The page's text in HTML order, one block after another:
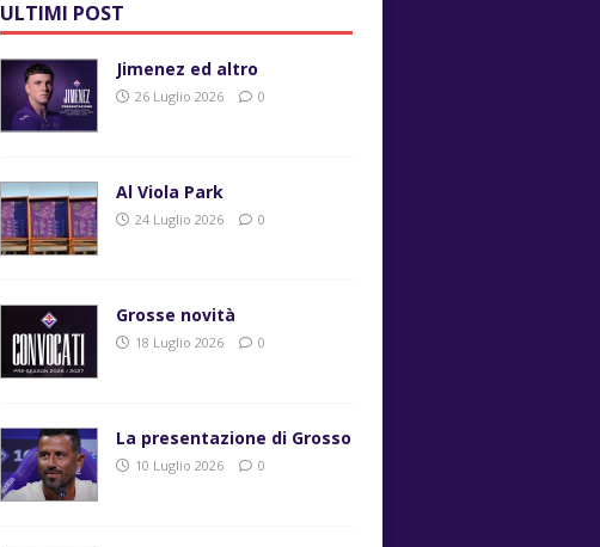
ULTIMI POST
Jimenez ed altro
26 Luglio 2026 0
Al Viola Park
24 Luglio 2026 0
Grosse novità
18 Luglio 2026 0
La presentazione di Grosso
10 Luglio 2026 0